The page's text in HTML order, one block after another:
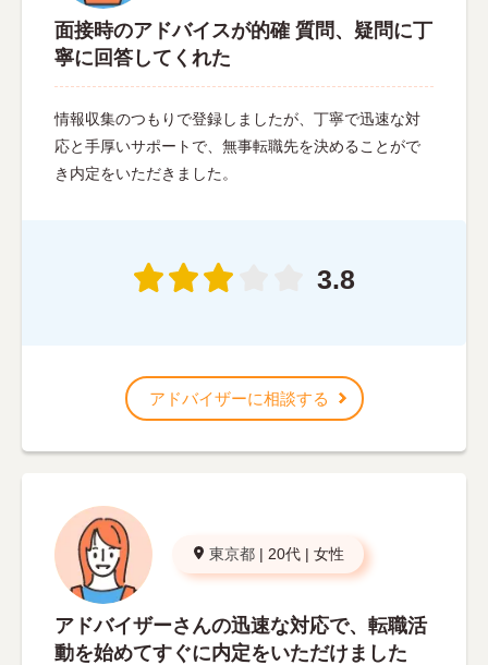
面接時のアドバイスが的確 質問、疑問に丁
寧に回答してくれた
情報収集のつもりで登録しましたが、丁寧で迅速な対
応と手厚いサポートで、無事転職先を決めることがで
き内定をいただきました。
3.8
アドバイザーに相談する
東京都 | 20代 | 女性
アドバイザーさんの迅速な対応で、転職活
動を始めてすぐに内定をいただけました